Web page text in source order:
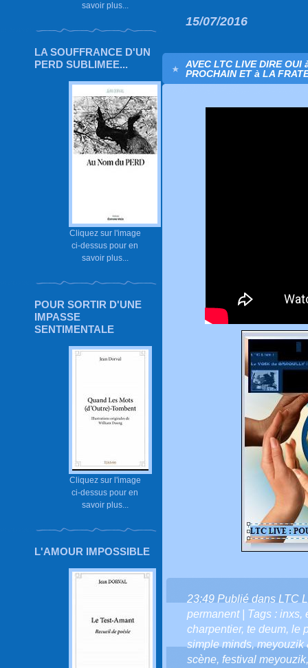
savoir plus...
LA SOUFFRANCE D'UN
PERD SUBLIMEE...
Cliquez sur l'image
ci-dessus pour en
savoir plus...
POUR SORTIR D'UNE
IMPASSE
SENTIMENTALE
Cliquez sur l'image
ci-dessus pour en
savoir plus...
L'AMOUR IMPOSSIBLE
15/07/2016
AVEC LTC LIVE DIRE
PROCHAIN ET à LA
23:49 Publié dans LTC
permanent| Tags : inxs,
charpentier, te deum, le
simple minds,meyouzik
scène, festival meyouzik